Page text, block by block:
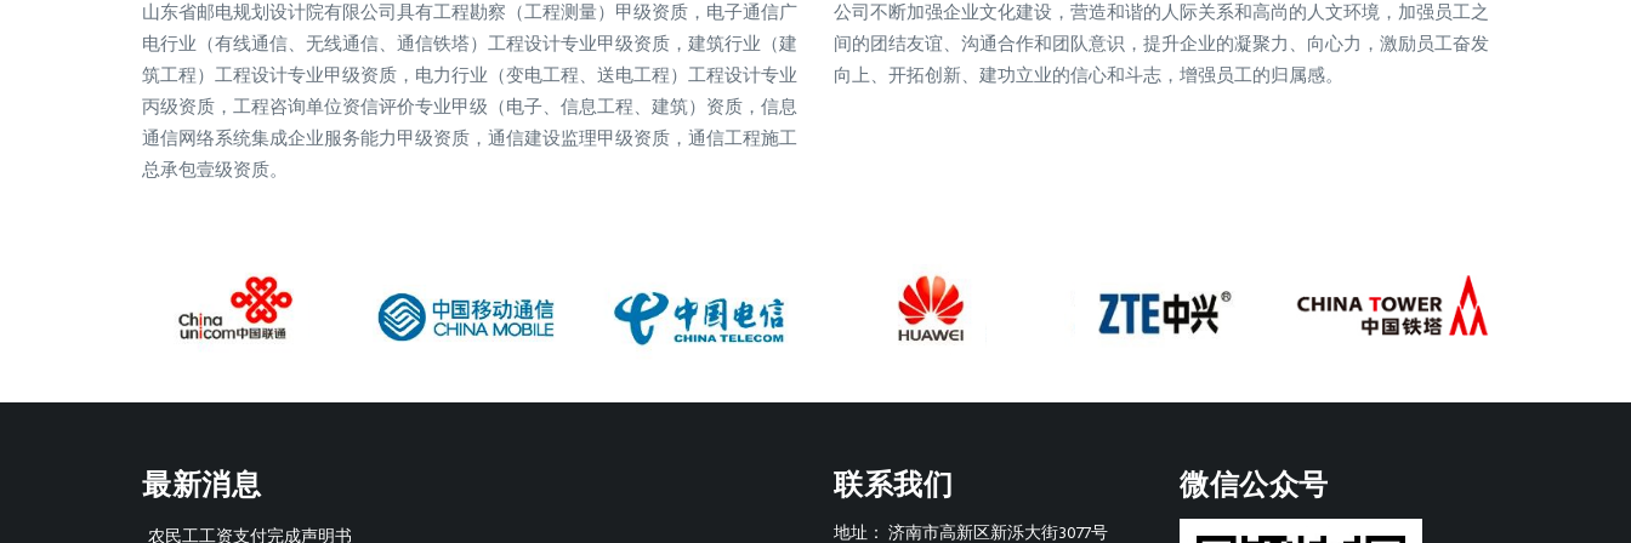
山东省邮电规划设计院有限公司具有工程勘察（工程测量）甲级资质，电子通信广
电行业（有线通信、无线通信、通信铁塔）工程设计专业甲级资质，建筑行业（建
筑工程）工程设计专业甲级资质，电力行业（变电工程、送电工程）工程设计专业
丙级资质，工程咨询单位资信评价专业甲级（电子、信息工程、建筑）资质，信息
通信网络系统集成企业服务能力甲级资质，通信建设监理甲级资质，通信工程施工
总承包壹级资质。
公司不断加强企业文化建设，营造和谐的人际关系和高尚的人文环境，加强员工之
间的团结友谊、沟通合作和团队意识，提升企业的凝聚力、向心力，激励员工奋发
向上、开拓创新、建功立业的信心和斗志，增强员工的归属感。
最新消息
农民工工资支付完成声明书
联系我们
地址： 济南市高新区新泺大街3077号
微信公众号